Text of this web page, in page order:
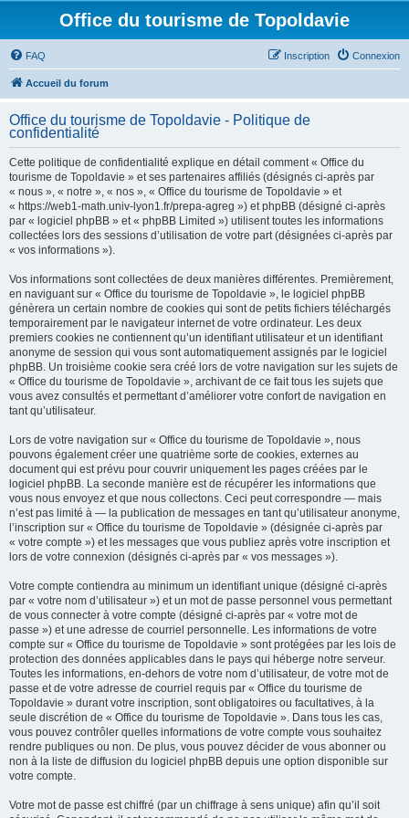
Office du tourisme de Topoldavie
FAQ Connexion
Inscription
Accueil du forum
Office du tourisme de Topoldavie - Politique de
confidentialité
Cette politique de confidentialité explique en détail comment « Office du
tourisme de Topoldavie » et ses partenaires affiliés (désignés ci-après par
« nous », « notre », « nos », « Office du tourisme de Topoldavie » et
« https://web1-math.univ-lyon1.fr/prepa-agreg ») et phpBB (désigné ci-après
par « logiciel phpBB » et « phpBB Limited ») utilisent toutes les informations
collectées lors des sessions d’utilisation de votre part (désignées ci-après par
« vos informations »).
Vos informations sont collectées de deux manières différentes. Premièrement,
en naviguant sur « Office du tourisme de Topoldavie », le logiciel phpBB
génèrera un certain nombre de cookies qui sont de petits fichiers téléchargés
temporairement par le navigateur internet de votre ordinateur. Les deux
premiers cookies ne contiennent qu’un identifiant utilisateur et un identifiant
anonyme de session qui vous sont automatiquement assignés par le logiciel
phpBB. Un troisième cookie sera créé lors de votre navigation sur les sujets de
« Office du tourisme de Topoldavie », archivant de ce fait tous les sujets que
vous avez consultés et permettant d’améliorer votre confort de navigation en
tant qu’utilisateur.
Lors de votre navigation sur « Office du tourisme de Topoldavie », nous
pouvons également créer une quatrième sorte de cookies, externes au
document qui est prévu pour couvrir uniquement les pages créées par le
logiciel phpBB. La seconde manière est de récupérer les informations que
vous nous envoyez et que nous collectons. Ceci peut correspondre — mais
n’est pas limité à — la publication de messages en tant qu’utilisateur anonyme,
l’inscription sur « Office du tourisme de Topoldavie » (désignée ci-après par
« votre compte ») et les messages que vous publiez après votre inscription et
lors de votre connexion (désignés ci-après par « vos messages »).
Votre compte contiendra au minimum un identifiant unique (désigné ci-après
par « votre nom d’utilisateur ») et un mot de passe personnel vous permettant
de vous connecter à votre compte (désigné ci-après par « votre mot de
passe ») et une adresse de courriel personnelle. Les informations de votre
compte sur « Office du tourisme de Topoldavie » sont protégées par les lois de
protection des données applicables dans le pays qui héberge notre serveur.
Toutes les informations, en-dehors de votre nom d’utilisateur, de votre mot de
passe et de votre adresse de courriel requis par « Office du tourisme de
Topoldavie » durant votre inscription, sont obligatoires ou facultatives, à la
seule discrétion de « Office du tourisme de Topoldavie ». Dans tous les cas,
vous pouvez contrôler quelles informations de votre compte vous souhaitez
rendre publiques ou non. De plus, vous pouvez décider de vous abonner ou
non à la liste de diffusion du logiciel phpBB depuis une option disponible sur
votre compte.
Votre mot de passe est chiffré (par un chiffrage à sens unique) afin qu’il soit